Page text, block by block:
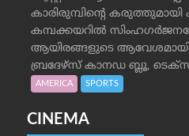
കാരിരുമ്പിന്റെ കരുത്തുമായി
കമ്പക്കയറില്‍
ആയിരങ്ങളുടെ
ബ്രദേഴ്‌സ് കാനഡ ബ്ലൂ,
AMERICA SPORTS
CINEMA